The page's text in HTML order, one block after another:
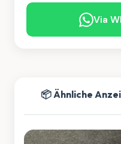
Via
📦 Ähnliche